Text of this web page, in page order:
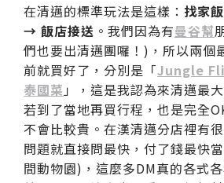
在清邁的標準玩法是這樣： 找家
→ 飯店接送 。我們因為有曼谷幫
們也要出清邁團囉！)，所以兩個
前就買好了，分別是「Jungle
泰國菜」，這是我認為來清邁最
若到了當地再買行程，也是完全
不會比較貴。在漢清邁分店裡有
問題就直接問最快，付了錢最快
間動物園)，這麼多DM真的各式